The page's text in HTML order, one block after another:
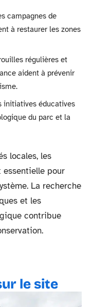
campagnes de
à restaurer les zones
régulières et
aident à prévenir
initiatives éducatives
du parc et la
locales, les
pour
La recherche
et les
contribue
le site